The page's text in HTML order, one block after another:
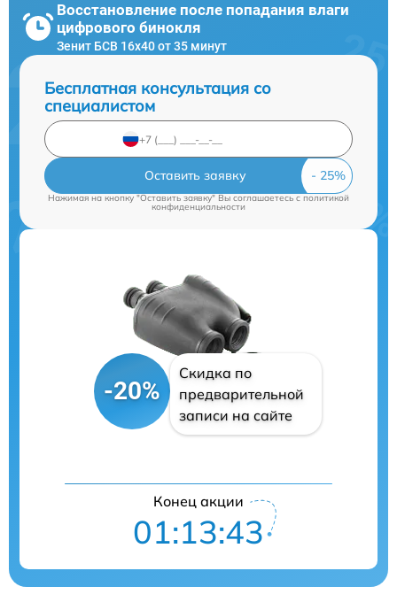
Восстановление после попадания влаги
цифрового бинокля
Зенит БСВ 16х40 от 35 минут
Бесплатная консультация со
специалистом
Оставить заявку
Нажимая на кнопку "Оставить заявку" Вы соглашаетесь cполитикой
конфиденциальности
-20%
Скидка по
предварительной
записи на сайте
Конец акции
01:13:42